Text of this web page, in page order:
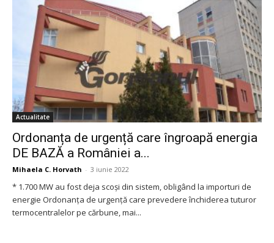
Actualitate
Ordonanța de urgență care îngroapă energia
DE BAZĂ a României a...
Mihaela C. Horvath - 3 iunie 2022
* 1.700 MW au fost deja scoși din sistem, obligând la importuri de
energie Ordonanţa de urgenţă care prevedere închiderea tuturor
termocentralelor pe cărbune, mai...